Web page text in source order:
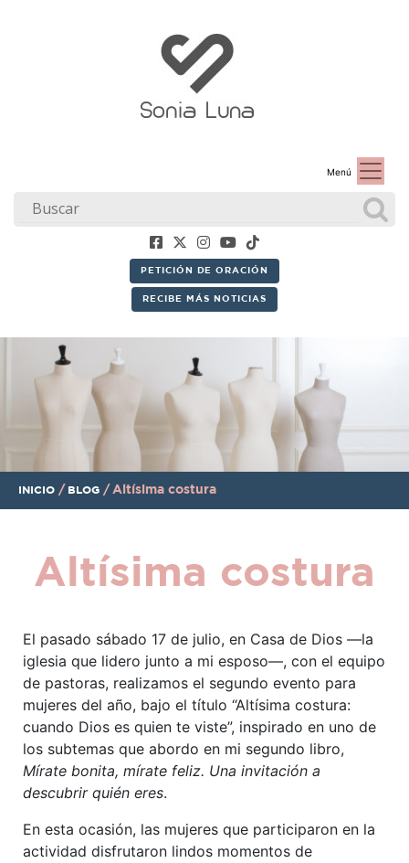
Menú
PETICIÓN DE ORACIÓN
RECIBE MÁS NOTICIAS
INICIO / BLOG / Altísima costura
Altísima costura
El pasado sábado 17 de julio, en Casa de Dios —la
iglesia que lidero junto a mi esposo—, con el equipo
de pastoras, realizamos el segundo evento para
mujeres del año, bajo el título “Altísima costura:
cuando Dios es quien te viste”, inspirado en uno de
los subtemas que abordo en mi segundo libro,
Mírate bonita, mírate feliz. Una invitación a
descubrir quién eres.
En esta ocasión, las mujeres que participaron en la
actividad disfrutaron lindos momentos de